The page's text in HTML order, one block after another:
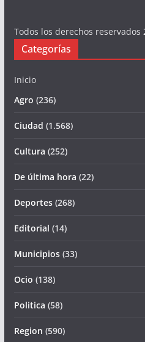
Todos los derechos
Categorías
Inicio
Agro (236)
Ciudad (1.568)
Cultura (252)
De última hora (22)
Deportes(268)
Editorial (14)
Municipios(33)
Ocio (138)
Politica (58)
Region (590)